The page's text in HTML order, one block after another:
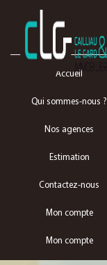
Accueil
Qui sommes-nous ?
Nos agences
Estimation
Contactez-nous
Mon compte
Mon compte